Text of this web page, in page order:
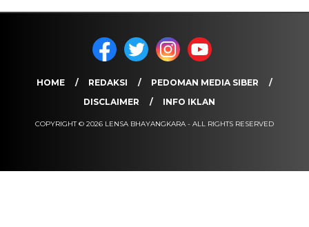
HOME REDAKSI
PEDOMAN MEDIA SIBER
DISCLAIMER
INFO IKLAN
COPYRIGHT © 2026 LENSA BHAYANGKARA - ALL RIGHTS RESERVED